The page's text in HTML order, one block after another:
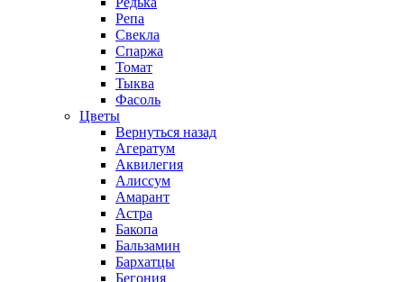
Репа
Свекла
Спаржа
Томат
Тыква
Фасоль
Цветы
Вернуться назад
Агератум
Аквилегия
Алиссум
Амарант
Астра
Бакопа
Бальзамин
Бархатцы
Бегония